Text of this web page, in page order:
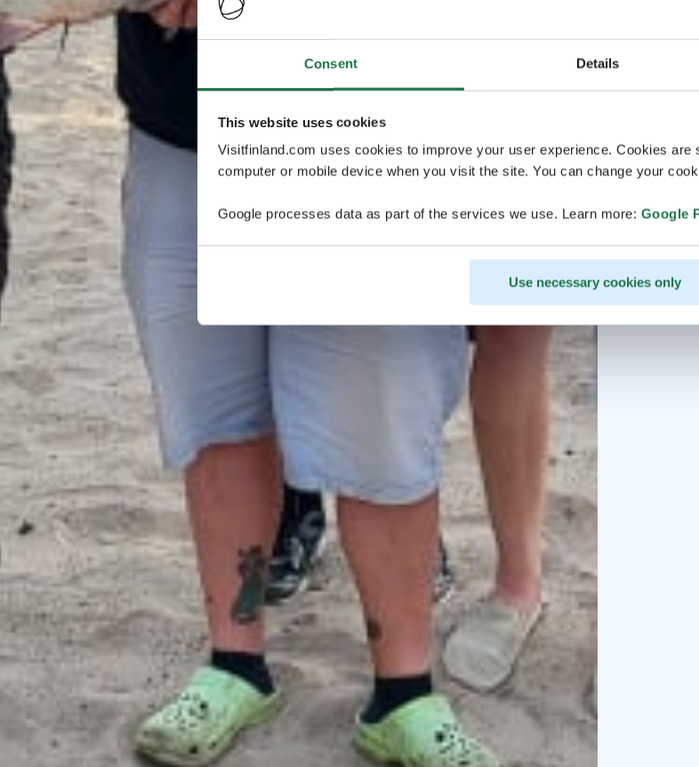
Consent Details
This website uses cookies
Visitfinland.com uses cookies to improve your user experience. Cookies
computer or mobile device when you visit the site. You can change your
Google processes data as part of the services we use. Learn more: Google
Use necessary cookies only